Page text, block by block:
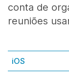
conta de
reuniões
iOS